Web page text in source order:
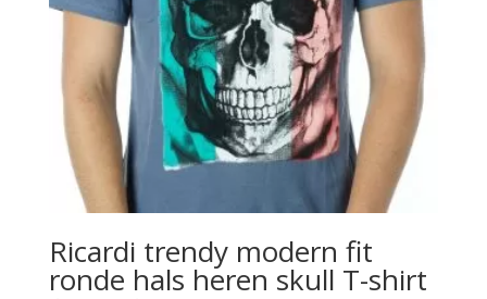
Ricardi trendy modern fit
ronde hals heren skull T-shirt